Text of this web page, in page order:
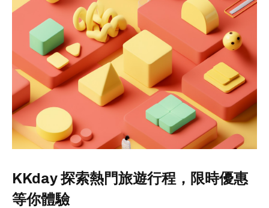
KKday 探索熱門旅遊行程，限時優惠
等你體驗